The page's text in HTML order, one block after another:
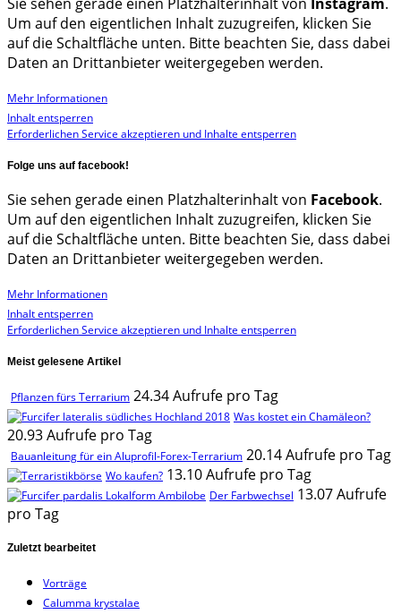
Um auf den eigentlichen Inhalt zuzugreifen, klicken Sie
auf die Schaltfläche unten. Bitte beachten Sie, dass dabei
Daten an Drittanbieter weitergegeben werden.
Mehr Informationen
Inhalt entsperren
Erforderlichen Service akzeptieren und Inhalte entsperren
Folge uns auf facebook!
Sie sehen gerade einen Platzhalterinhalt von Facebook.
Um auf den eigentlichen Inhalt zuzugreifen, klicken Sie
auf die Schaltfläche unten. Bitte beachten Sie, dass dabei
Daten an Drittanbieter weitergegeben werden.
Mehr Informationen
Inhalt entsperren
Erforderlichen Service akzeptieren und Inhalte entsperren
Meist gelesene Artikel
Pflanzen fürs Terrarium 24.34 Aufrufe pro Tag
Was kostet ein Chamäleon?
20.93 Aufrufe pro Tag
Bauanleitung für ein Aluprofil-Forex-Terrarium 20.14 Aufrufe pro Tag
Wo kaufen? 13.10 Aufrufe pro Tag
Der Farbwechsel 13.07 Aufrufe
pro Tag
Zuletzt bearbeitet
Vorträge
Calumma krystalae